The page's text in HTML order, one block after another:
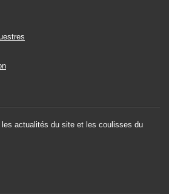
les actualités du site et les coulisses du